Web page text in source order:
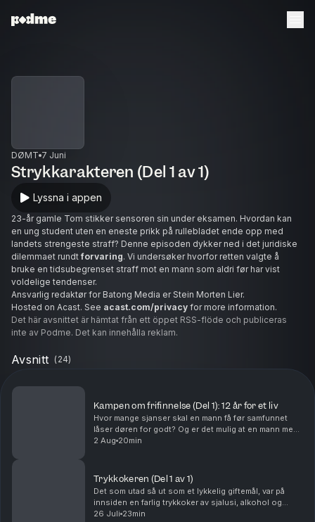
DØMT 7 Juni
Strykkarakteren (Del 1 av 1)
Lyssna i appen
23-år gamle Tom stikker sensoren sin under eksamen. Hvordan kan
en ung student uten en eneste prikk på rullebladet ende opp med
landets strengeste straff? Denne episoden dykker ned i det juridiske
dilemmaet rundtforvaring. Vi undersøker hvorfor retten valgte å
bruke en tidsubegrenset straff mot en mann som aldri før har vist
voldelige tendenser.
Ansvarlig redaktør for Batong Media er Stein Morten Lier.
Hosted on Acast. See acast.com/privacy for more information.
Det här avsnittet är hämtat från ett öppet RSS-flöde och publiceras
inte av Podme. Det kan innehålla reklam.
Avsnitt (24)
Kampen om frifinnelse (Del 1): 12 år for et liv
Hvor mange sjanser skal en mann få før samfunnet
låser døren for godt? Og er det mulig at en mann med
et rulleblad «svart som natten» faktisk snakker sant?I
2 Aug 20min
Trykkokeren (Del 1 av 1)
Det som utad så ut som et lykkelig giftemål, var på
innsiden en farlig trykkoker av sjalusi, alkohol og
økonomisk maktbalanse. Det får sønnene oppleve på
26 Juli 23min